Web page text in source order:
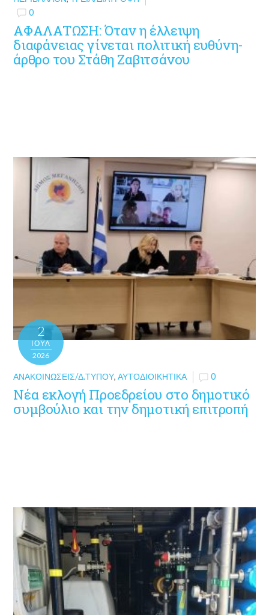
0
ΑΦΑΛΑΤΩΣΗ: Όταν η έλλειψη
διαφάνειας γίνεται πολιτική ευθύνη-
άρθρο του Στάθη Ζαβιτσάνου
2
ΙΟΎΛ
2026
ΑΝΑΚΟΙΝΏΣΕΙΣ/Δ.ΤΎΠΟΥ,ΑΥΤΟΔΙΟΙΚΗΤΙΚΆ 0
Νέα εκλογή Προεδρείου στο δημοτικό
συμβούλιο και την δημοτική επιτροπή